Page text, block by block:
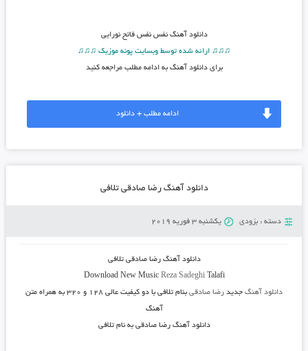
دانلود آهنگ نفس نفس فاتح نورایی
♫♫♫ ارائه شده توسط وبسایت پونه موزیک ♫♫♫
برای دانلود آهنگ به ادامه مطلب مراجعه کنید
ادامه مطلب + دانلود
دانلود آهنگ رضا صادقی تلافی
دسته : بزودی یکشنبه 3 فوریه 2019
دانلود آهنگرضا صادقی تلافی
Download New Music Reza Sadeghi Talafi
دانلود آهنگجدید رضا صادقیبنام تلافی
با دو کیفیت عالی ۱۲۸ و ۳۲۰ به همراه متن
آهنگ
دانلود آهنگ رضا صادقی به نام تلافی